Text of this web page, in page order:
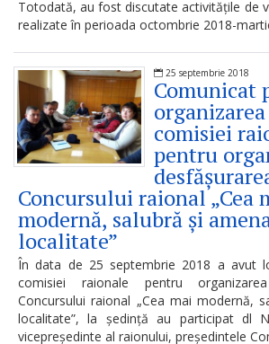
consultative
de
specialitate
ale
consiliului
raional
Codul
de
conduită
etică
Totodată, au fost discutate activitățile de
realizate în perioada octombrie 2018-
25 septembrie 2018
Comunicat
comisiei
pentru
Concursului raional „Cea
modernă, salubră și
localitate”
În data de 25 septembrie 2018 a avut
comisiei raionale pentru
Concursului raional „Cea mai modernă,
localitate”, la ședință au participat dl
vicepreședinte al raionului, președintele